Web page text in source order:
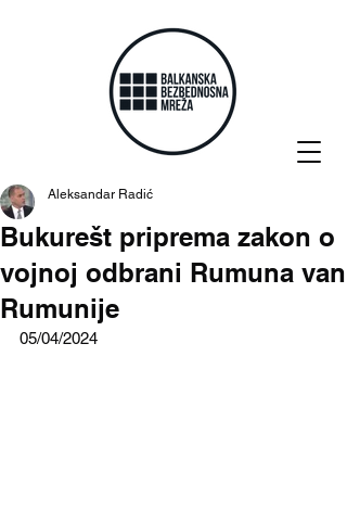
Bukurešt priprema zakon o
vojnoj odbrani Rumuna van
Rumunije
Aleksandar Radić
05/04/2024